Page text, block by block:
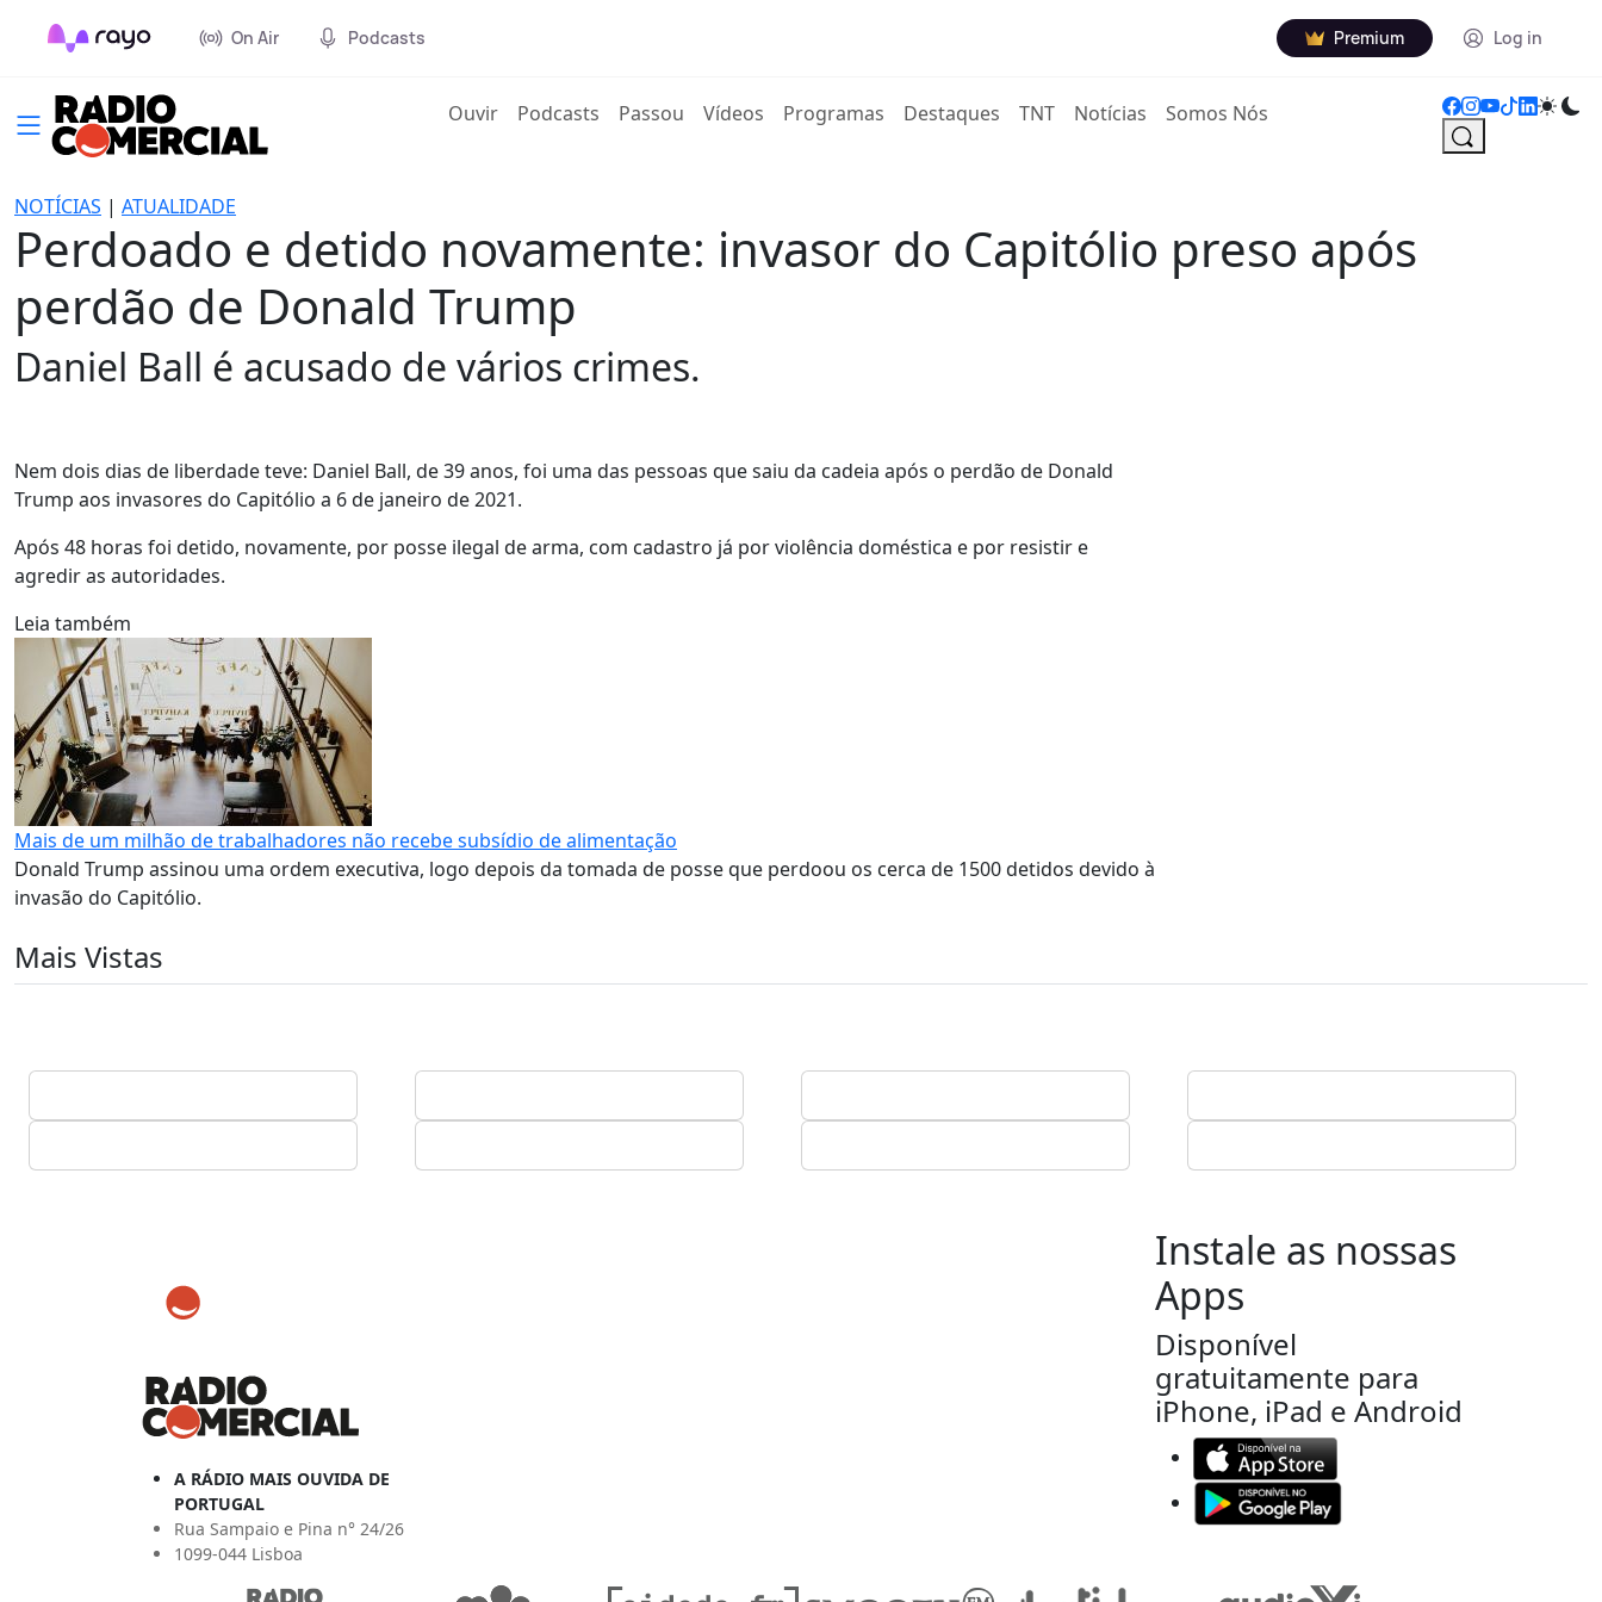
On Air Podcasts Premium Log in
Ouvir(current)
Podcasts Passou Vídeos Programas Destaques TNT Notícias Somos Nós
NOTÍCIAS | ATUALIDADE
Perdoado e detido novamente: invasor do Capitólio preso após
perdão de Donald Trump
Daniel Ball é acusado de vários crimes.
Nem dois dias de liberdade teve: Daniel Ball, de 39 anos, foi uma das pessoas que saiu da cadeia após o perdão de Donald
Trump aos invasores do Capitólio a 6 de janeiro de 2021.
Após 48 horas foi detido, novamente, por posse ilegal de arma, com cadastro já por violência doméstica e por resistir e
agredir as autoridades.
Leia também
Mais de um milhão de trabalhadores não recebe subsídio de alimentação
Donald Trump assinou uma ordem executiva, logo depois da tomada de posse que perdoou os cerca de 1500 detidos devido à
invasão do Capitólio.
Mais Vistas
A RÁDIO MAIS OUVIDA DE
PORTUGAL
Rua Sampaio e Pina n° 24/26
1099-044 Lisboa
Instale as nossas
Apps
Disponível
gratuitamente para
iPhone, iPad e Android